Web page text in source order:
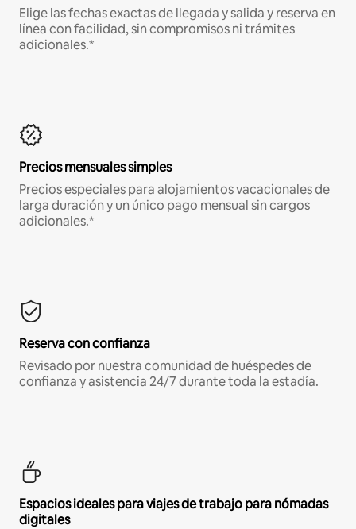
Elige las fechas exactas de llegada y salida y reserva en
línea con facilidad, sin compromisos ni trámites
adicionales.*
Precios mensuales simples
Precios especiales para alojamientos vacacionales de
larga duración y un único pago mensual sin cargos
adicionales.*
Reserva con confianza
Revisado por nuestra comunidad de huéspedes de
confianza y asistencia 24/7 durante toda la estadía.
Espacios ideales para viajes de trabajo para nómadas
digitales